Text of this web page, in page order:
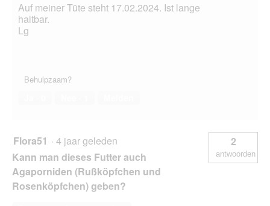
Auf meiner Tüte steht 17.02.2024. Ist lange
haltbar.
Lg
Behulpzaam?
Flora51 · 4 jaar geleden
Kann man dieses Futter auch
Agaporniden (Rußköpfchen und
Rosenköpfchen) geben?
2
antwoorden